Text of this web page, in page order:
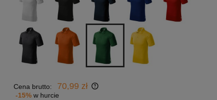
Cena brutto: 70,99 zł
-15% w hurcie